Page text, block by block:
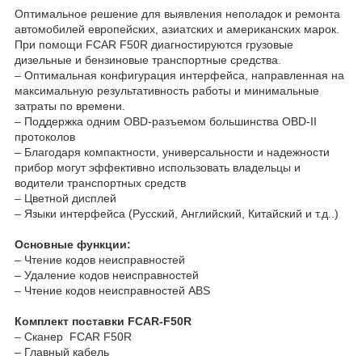
Оптимальное решение для выявления неполадок и ремонта
автомобилей европейских, азиатских и американских марок.
При помощи FCAR F50R диагностируются грузовые
дизельные и бензиновые транспортные средства.
– Оптимальная конфигурация интерфейса, направленная на
максимальную результативность работы и минимальные
затраты по времени.
– Поддержка одним OBD-разъемом большинства OBD-II
протоколов
– Благодаря компактности, универсальности и надежности
прибор могут эффективно использовать владельцы и
водители транспортных средств
– Цветной дисплей
– Языки интерфейса (Русский, Английский, Китайский и т.д..)
Основные функции:
– Чтение кодов неисправностей
– Удаление кодов неисправностей
– Чтение кодов неисправностей ABS
Комплект поставки FCAR-F50R
– Сканер FCAR F50R
– Главный кабель